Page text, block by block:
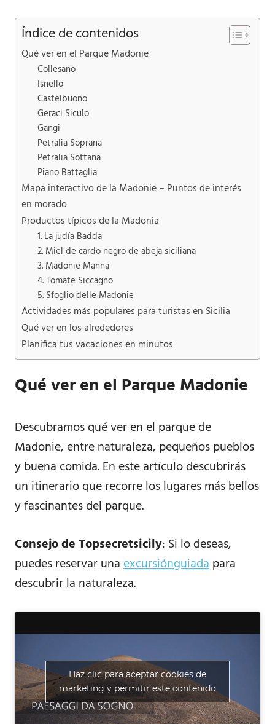
Índice de contenidos
Qué ver en el Parque Madonie
Collesano
Isnello
Castelbuono
Geraci Siculo
Gangi
Petralia Soprana
Petralia Sottana
Piano Battaglia
Mapa interactivo de la Madonie – Puntos de interés
en morado
Productos típicos de la Madonia
1. La judía Badda
2. Miel de cardo negro de abeja siciliana
3. Madonie Manna
4. Tomate Siccagno
5. Sfoglio delle Madonie
Actividades más populares para turistas en Sicilia
Qué ver en los alrededores
Planifica tus vacaciones en minutos
Qué ver en el Parque Madonie
Descubramos qué ver en el parque de
Madonie, entre naturaleza, pequeños pueblos
y buena comida. En este artículo descubrirás
un itinerario que recorre los lugares más bellos
y fascinantes del parque.
Consejo de Topsecretsicily: Si lo deseas,
puedes reservar unaexcursiónguiadapara
descubrir la naturaleza.
Haz clic para aceptar cookies de
marketing y permitir este contenido